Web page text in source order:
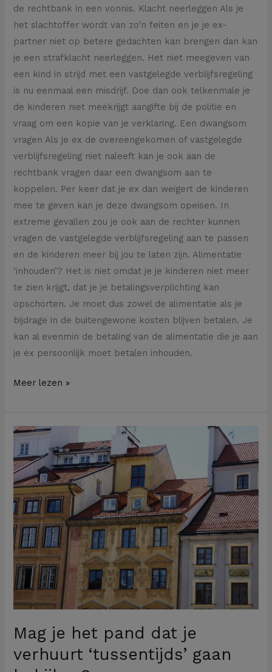
de rechtbank in een vonnis. Klacht neerleggen Als je
het slachtoffer wordt van zo’n feiten en je je ex-
partner niet op betere gedachten kan brengen dan kan
je een strafklacht neerleggen. Het niet meegeven van
een kind in strijd met een vastgelegde verblijfsregeling
is nu eenmaal een misdrijf. Doe dan ook telkenmale je
de kinderen niet meekrijgt aangifte bij de politie en
vraag om een kopie van je verklaring. Een dwangsom
vragen Als je ex de overeengekomen of vastgelegde
verblijfsregeling niet naleeft kan je ook aan de
rechtbank vragen daar een dwangsom aan te
koppelen. Per keer dat je ex dan weigert de kinderen
mee te geven kan je deze dwangsom opeisen. In
extreme gevallen zou je ook aan de rechter kunnen
vragen de vastgelegde verblijfsregeling aan te passen
en de kinderen meer bij jou te laten zijn. Alimentatie
‘inhouden’? Het is niet omdat je je kinderen niet meer
te zien krijgt, dat je je betalingsverplichting kan
opschorten. Je moet dus zowel de alimentatie als je
bijdrage in de buitengewone kosten blijven betalen. Je
kan al evenmin de betaling van de alimentatie die je aan
je ex persoonlijk moet betalen inhouden.
Meer lezen »
Mag je het pand dat je
verhuurt ‘tussentijds’ gaan
Mag
je
het
pand
dat
je
verhuurt
‘tussentijds’
gaan
bekijken?